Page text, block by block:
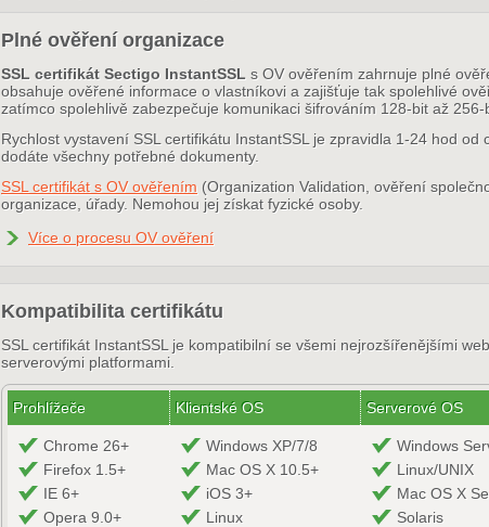
Plné ověření organizace
SSL certifikát Sectigo InstantSSL s OV ověřením zahrnuje plné
obsahuje ověřené informace o vlastníkovi a zajišťuje tak spolehlivé
zatímco spolehlivě zabezpečuje komunikaci šifrováním 128-bit až 256-
Rychlost vystavení SSL certifikátu InstantSSL je zpravidla 1-24 hod
dodáte všechny potřebné dokumenty.
SSL certifikát s OV ověřením (Organization Validation, ověření
organizace, úřady. Nemohou jej získat fyzické osoby.
Více o procesu OV ověření
Kompatibilita certifikátu
SSL certifikát InstantSSL je kompatibilní se všemi nejrozšířenějšími
serverovými platformami.
Prohlížeče Klientské OS Serverové OS
Chrome 26+
Firefox 1.5+
IE 6+
Opera 9.0+
Windows XP/7/8
Mac OS X 10.5+
iOS 3+
Linux
Windows
Linux/UNIX
Mac OS X
Solaris